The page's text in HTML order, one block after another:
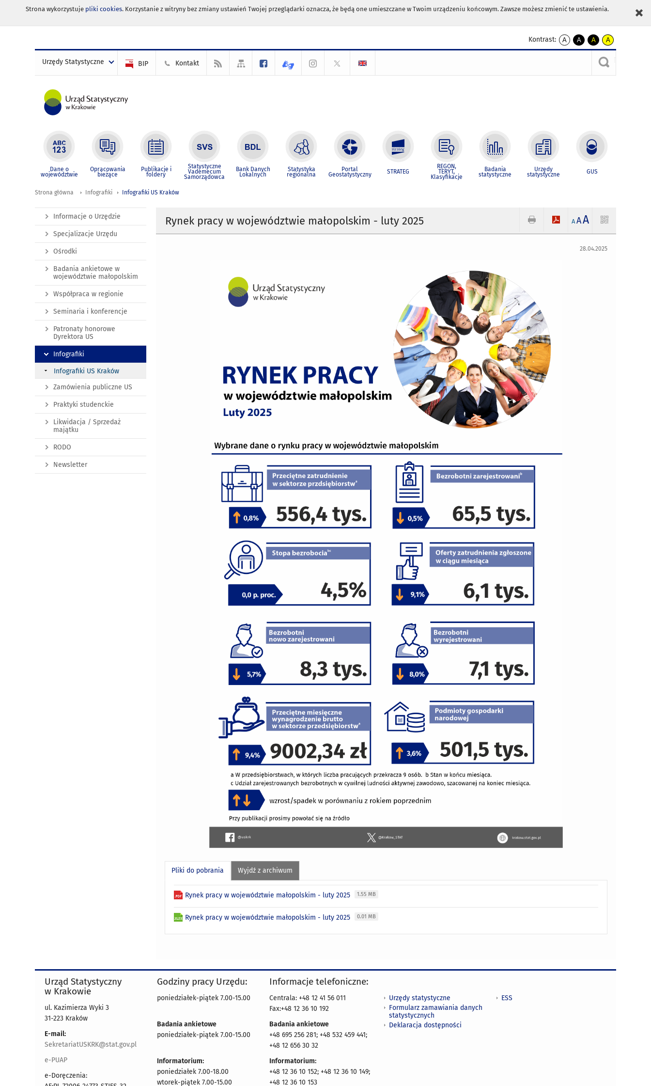
Strona wykorzystuje pliki cookies. Korzystanie z witryny bez zmiany ustawień Twojej przeglądarki oznacza, że będą one umieszczane w Twoim urządzeniu końcowym. Zawsze możesz zmienić te ustawienia.
Kontrast:
A
kontrast
A
kontrast
czarnym
A
kontrast
żółty
tekst
czarnym
A
kontrast
czarny
tekst
żółtym
Urzędy Statystyczne BIP Kontakt
Dane o
województwie
Opracowania
bieżące
Publikacje i
foldery
Statystyczne
Vademecum
Samorządowca
Bank Danych
Lokalnych
Statystyka
regionalna
Portal
Geostatystyczny STRATEG
REGON,
TERYT,
Klasyfikacje
Badania
statystyczne
Urzędy
statystyczne GUS
Strona główna Infografiki Infografiki US Kraków
Rynek pracy w województwie małopolskim - luty 2025 A AA
28.04.2025
Pliki do pobrania Wyjdź z archiwum
Rynek pracy w województwie małopolskim - luty 2025 1.55 MB
Rynek pracy w województwie małopolskim - luty 2025 0.01 MB
Informacje o Urzędzie
Specjalizacje Urzędu
Ośrodki
Badania ankietowe w
województwie małopolskim
Współpraca w regionie
Seminaria i konferencje
Patronaty honorowe
Dyrektora US
Infografiki
Infografiki US Kraków
Zamówienia publiczne US
Praktyki studenckie
Likwidacja / Sprzedaż
majątku
RODO
Newsletter
Urząd Statystyczny
w Krakowie
ul. Kazimierza Wyki 3
31-223 Kraków
E-mail:
SekretariatUSKRK@stat.gov.pl
e-PUAP
e-Doręczenia:
Godziny pracy Urzędu:
poniedziałek-piątek 7.00-15.00
Badania ankietowe
poniedziałek-piątek 7.00-15.00
Informatorium:
poniedziałek 7.00-18.00
wtorek-piątek 7.00-15.00
Informacje telefoniczne:
Centrala: +48 12 41 56 011
Fax:+48 12 36 10 192
Badania ankietowe
+48 695 256 281; +48 532 459 441;
+48 12 656 30 32
Informatorium:
+48 12 36 10 152; +48 12 36 10 149;
+48 12 36 10 153
Urzędy statystyczne
Formularz zamawiania danych
statystycznych
Deklaracja dostępności
ESS